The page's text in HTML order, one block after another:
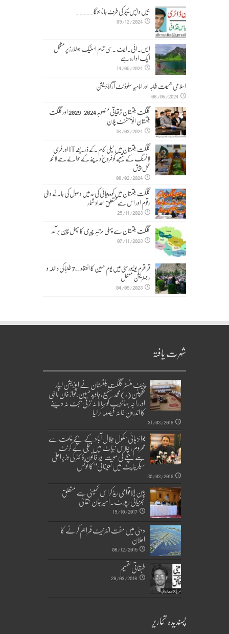
ہمیں واپس نیچر کی طرف جانا ہوگا۔۔۔۔۔
09/12/2024
ایس۔ائی۔ایف ۔سی تمام اسٹیک ہولڈرز پر مشتمل
ایک ادارہ ہے
14/05/2024
اسلامی جمیعت طلبہ اور امامیہ سٹوڈنٹ آرگنائزیشن
06/05/2024
گلگت بلتستان ترقیاتی منصوبہ 2024-2029 اورگلگت
بلتستان انویسٹمنٹ پلان
16/03/2024
گلگت بلتستان میں ٹیلی کام کے ذریعے IT اور فری
لانسنگ کے شعبے کو فروغ دینے کے حوالے سے لائحہ
عمل پیش
08/02/2024
گلگت بلتستان میں کوہ پیمائی کی مد میں وصول کی جانے والی
رقوم اور اس سے متعلق اعداد شمار
25/11/2023
گلگت بلتستان سے پہلی مرتبہ چیری کا پھل چین برآمد
07/11/2023
قراقرم یونیورسٹی میں یوم حسین کا انعقاد۔,7 طلبا کی داخلہ و
رجسٹریشن معطل
04/09/2023
شہرت یافتہ
چیف منسٹر گلگت بلتستان نے اپوزیشن لیڈر
کیپٹن(ر)محمد شفیع،جاوید حسین،نواز خان ناجی
اور راجہ جہانزیب کو سالانہ ترقی بجٹ نہ دینے
کا اندرون خانہ فیصلہ کر لیا
31/03/2019
بوائز ہائی سکول جلال آباد کے بچے چھت سے
محروم ، چلاس نیاٹ میں بجلی کے کرنٹ
سے بچے کی موت اور خاتون ڈاکٹر کی وزیراعلیٰ
سیکریٹریٹ میں تعیناتی‘‘ کا نوٹس
30/03/2019
بین الاقوامی ریڈکراس کمیٹی سے متعلق
تجزیاتی رپورٹ۔امیر جان حقانی
19/10/2017
دبئی میں مفت انٹرنیٹ فراہم کرنے کا
اعلان
08/12/2015
طبقاتی تقسیم
29/03/2016
پسندیدہ تحاریر